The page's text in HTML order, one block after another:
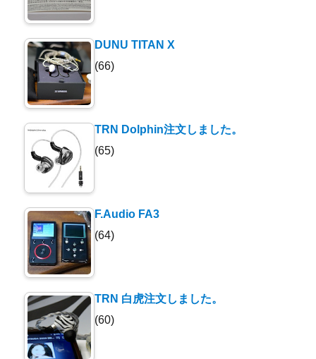
DUNU TITAN X
(66)
TRN Dolphin注文しました。
(65)
F.Audio FA3
(64)
TRN 白虎注文しました。
(60)